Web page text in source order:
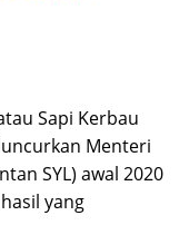
Sapi Kerbau
Menteri
SYL) awal 2020
yang